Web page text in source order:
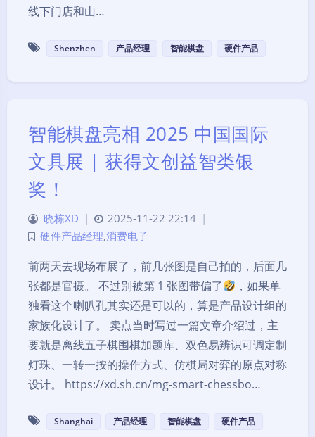
线下门店和山…
Shenzhen 产品经理 智能棋盘 硬件产品
智能棋盘亮相 2025 中国国际
文具展 | 获得文创益智类银
奖！
晓栋XD | 2025-11-22 22:14 |
硬件产品经理,消费电子
前两天去现场布展了，前几张图是自己拍的，后面几
张都是官摄。 不过别被第 1 张图带偏了
，如果单
独看这个喇叭孔其实还是可以的，算是产品设计组的
家族化设计了。 卖点当时写过一篇文章介绍过，主
要就是离线五子棋围棋加题库、双色易辨识可调定制
灯珠、一转一按的操作方式、仿棋局对弈的原点对称
设计。 https://xd.sh.cn/mg-smart-chessbo…
Shanghai 产品经理 智能棋盘 硬件产品